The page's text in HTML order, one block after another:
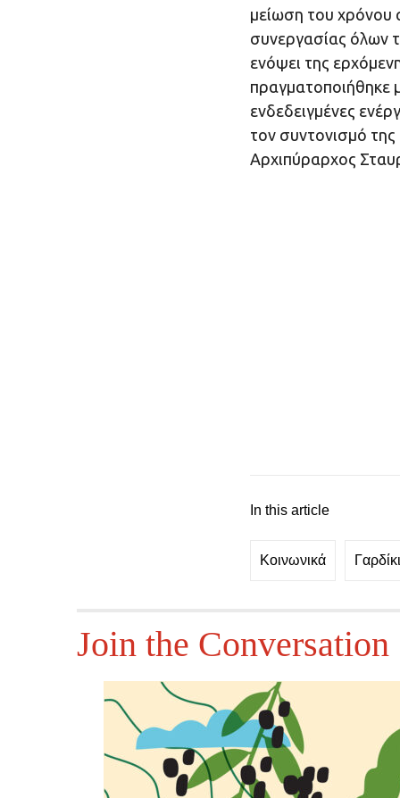
μείωση του χρόνου
συνεργασίας όλων
ενόψει της
πραγματοποιήθηκε
ενδεδειγμένες
τον συντονισμό
Αρχιπύραρχος
In this article
Κοινωνικά
Join the Conversation